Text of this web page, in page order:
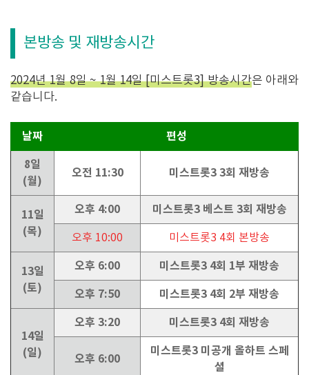
본방송 및 재방송시간
2024년 1월 8일 ~ 1월 14일 [미스트롯3] 방송시간은 아래와
같습니다.
날짜 편성
8일
(월)
오전 11:30 미스트롯3 3회 재방송
11일
(목)
오후 4:00 미스트롯3 베스트 3회 재방송
오후 10:00 미스트롯3 4회 본방송
13일
(토)
오후 6:00 미스트롯3 4회 1부 재방송
오후 7:50 미스트롯3 4회 2부 재방송
14일
(일)
오후 3:20 미스트롯3 4회 재방송
오후 6:00
미스트롯3 미공개 올하트 스페
셜